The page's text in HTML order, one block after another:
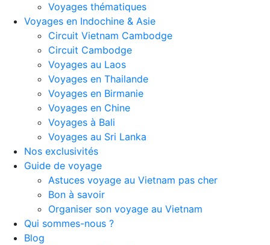
Voyages thématiques
Voyages en Indochine & Asie
Circuit Vietnam Cambodge
Circuit Cambodge
Voyages au Laos
Voyages en Thailande
Voyages en Birmanie
Voyages en Chine
Voyages à Bali
Voyages au Sri Lanka
Nos exclusivités
Guide de voyage
Astuces voyage au Vietnam pas cher
Bon à savoir
Organiser son voyage au Vietnam
Qui sommes-nous ?
Blog